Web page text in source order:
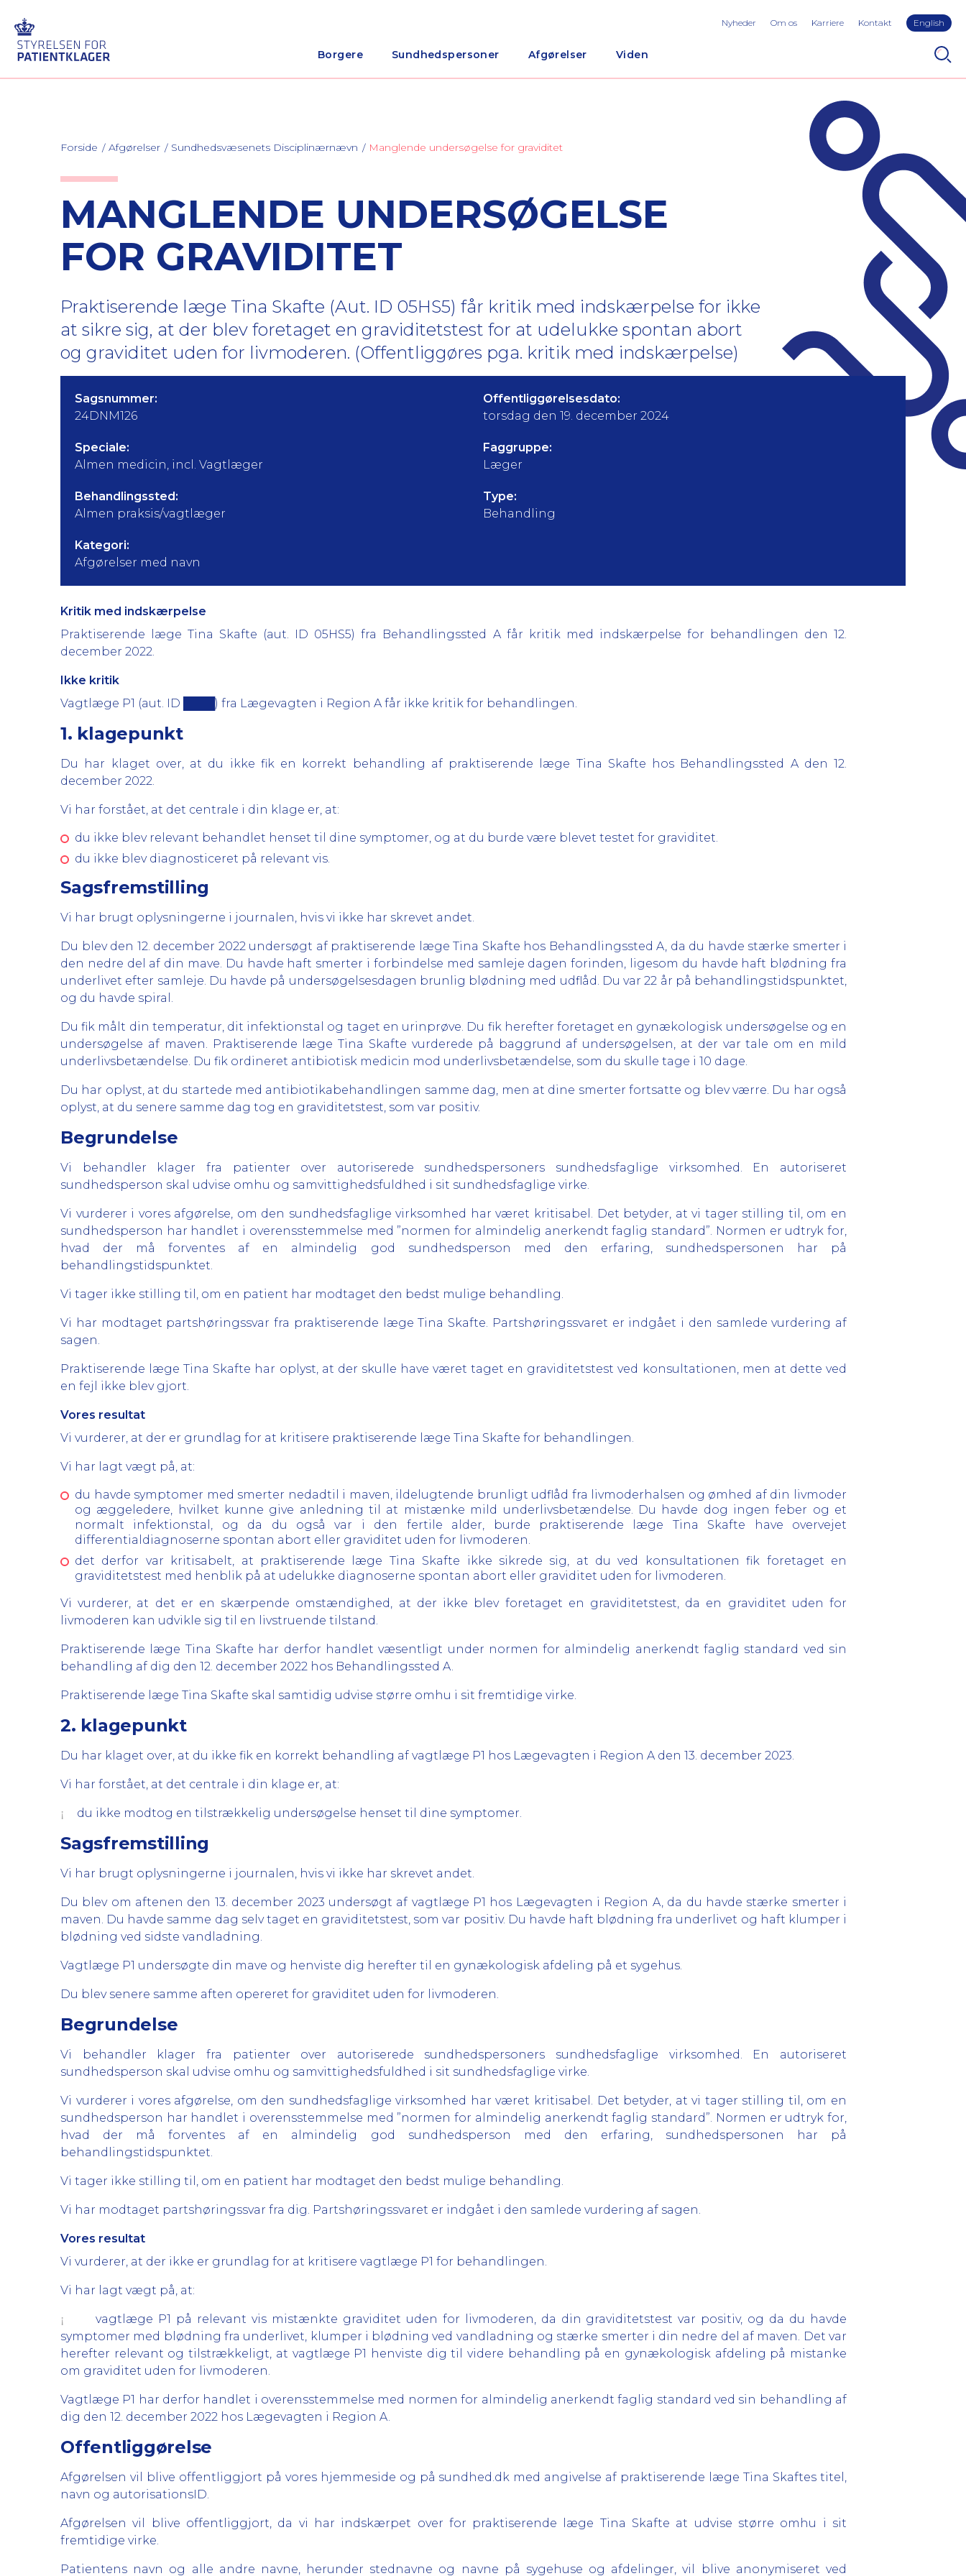
Borgere Sundhedspersoner Afgørelser Viden
Nyheder Om os Karriere Kontakt English
Forside Afgørelser Sundhedsvæsenets Disciplinærnævn Manglende undersøgelse for graviditet
MANGLENDE UNDERSØGELSE
FOR GRAVIDITET
Praktiserende læge Tina Skafte (Aut. ID 05HS5) får kritik med indskærpelse for ikke
at sikre sig, at der blev foretaget en graviditetstest for at udelukke spontan abort
og graviditet uden for livmoderen. (Offentliggøres pga. kritik med indskærpelse)
Sagsnummer:
24DNM126
Offentliggørelsesdato:
torsdag den 19. december 2024
Speciale:
Almen medicin, incl. Vagtlæger
Faggruppe:
Læger
Behandlingssted:
Almen praksis/vagtlæger
Type:
Behandling
Kategori:
Afgørelser med navn
Kritik med indskærpelse
Praktiserende læge Tina Skafte (aut. ID 05HS5) fra Behandlingssted A får kritik med indskærpelse for behandlingen den 12.
december 2022.
Ikke kritik
Vagtlæge P1 (aut. ID ████) fra Lægevagten i Region A får ikke kritik for behandlingen.
1. klagepunkt
Du har klaget over, at du ikke fik en korrekt behandling af praktiserende læge Tina Skafte hos Behandlingssted A den 12.
december 2022.
Vi har forstået, at det centrale i din klage er, at:
du ikke blev relevant behandlet henset til dine symptomer, og at du burde være blevet testet for graviditet.
du ikke blev diagnosticeret på relevant vis.
Sagsfremstilling
Vi har brugt oplysningerne i journalen, hvis vi ikke har skrevet andet.
Du blev den 12. december 2022 undersøgt af praktiserende læge Tina Skafte hos Behandlingssted A, da du havde stærke smerter i
den nedre del af din mave. Du havde haft smerter i forbindelse med samleje dagen forinden, ligesom du havde haft blødning fra
underlivet efter samleje. Du havde på undersøgelsesdagen brunlig blødning med udflåd. Du var 22 år på behandlingstidspunktet,
og du havde spiral.
Du fik målt din temperatur, dit infektionstal og taget en urinprøve. Du fik herefter foretaget en gynækologisk undersøgelse og en
undersøgelse af maven. Praktiserende læge Tina Skafte vurderede på baggrund af undersøgelsen, at der var tale om en mild
underlivsbetændelse. Du fik ordineret antibiotisk medicin mod underlivsbetændelse, som du skulle tage i 10 dage.
Du har oplyst, at du startede med antibiotikabehandlingen samme dag, men at dine smerter fortsatte og blev værre. Du har også
oplyst, at du senere samme dag tog en graviditetstest, som var positiv.
Begrundelse
Vi behandler klager fra patienter over autoriserede sundhedspersoners sundhedsfaglige virksomhed. En autoriseret
sundhedsperson skal udvise omhu og samvittighedsfuldhed i sit sundhedsfaglige virke.
Vi vurderer i vores afgørelse, om den sundhedsfaglige virksomhed har været kritisabel. Det betyder, at vi tager stilling til, om en
sundhedsperson har handlet i overensstemmelse med ”normen for almindelig anerkendt faglig standard”. Normen er udtryk for,
hvad der må forventes af en almindelig god sundhedsperson med den erfaring, sundhedspersonen har på
behandlingstidspunktet.
Vi tager ikke stilling til, om en patient har modtaget den bedst mulige behandling.
Vi har modtaget partshøringssvar fra praktiserende læge Tina Skafte. Partshøringssvaret er indgået i den samlede vurdering af
sagen.
Praktiserende læge Tina Skafte har oplyst, at der skulle have været taget en graviditetstest ved konsultationen, men at dette ved
en fejl ikke blev gjort.
Vores resultat
Vi vurderer, at der er grundlag for at kritisere praktiserende læge Tina Skafte for behandlingen.
Vi har lagt vægt på, at:
du havde symptomer med smerter nedadtil i maven, ildelugtende brunligt udflåd fra livmoderhalsen og ømhed af din livmoder
og æggeledere, hvilket kunne give anledning til at mistænke mild underlivsbetændelse. Du havde dog ingen feber og et
normalt infektionstal, og da du også var i den fertile alder, burde praktiserende læge Tina Skafte have overvejet
differentialdiagnoserne spontan abort eller graviditet uden for livmoderen.
det derfor var kritisabelt, at praktiserende læge Tina Skafte ikke sikrede sig, at du ved konsultationen fik foretaget en
graviditetstest med henblik på at udelukke diagnoserne spontan abort eller graviditet uden for livmoderen.
Vi vurderer, at det er en skærpende omstændighed, at der ikke blev foretaget en graviditetstest, da en graviditet uden for
livmoderen kan udvikle sig til en livstruende tilstand.
Praktiserende læge Tina Skafte har derfor handletvæsentligt under normen for almindelig anerkendt faglig standard ved sin
behandling af dig den 12. december 2022 hos Behandlingssted A.
Praktiserende læge Tina Skafte skal samtidig udvise større omhu i sit fremtidige virke.
2. klagepunkt
Du har klaget over, at du ikke fik en korrekt behandling af vagtlæge P1 hos Lægevagten i Region A den 13. december 2023.
Vi har forstået, at det centrale i din klage er, at:
¡ du ikke modtog en tilstrækkelig undersøgelse henset til dine symptomer.
Sagsfremstilling
Vi har brugt oplysningerne i journalen, hvis vi ikke har skrevet andet.
Du blev om aftenen den 13. december 2023 undersøgt af vagtlæge P1 hos Lægevagten i Region A, da du havde stærke smerter i
maven. Du havde samme dag selv taget en graviditetstest, som var positiv. Du havde haft blødning fra underlivet og haft klumper i
blødning ved sidste vandladning.
Vagtlæge P1 undersøgte din mave og henviste dig herefter til en gynækologisk afdeling på et sygehus.
Du blev senere samme aften opereret for graviditet uden for livmoderen.
Begrundelse
Vi behandler klager fra patienter over autoriserede sundhedspersoners sundhedsfaglige virksomhed. En autoriseret
sundhedsperson skal udvise omhu og samvittighedsfuldhed i sit sundhedsfaglige virke.
Vi vurderer i vores afgørelse, om den sundhedsfaglige virksomhed har været kritisabel. Det betyder, at vi tager stilling til, om en
sundhedsperson har handlet i overensstemmelse med ”normen for almindelig anerkendt faglig standard”. Normen er udtryk for,
hvad der må forventes af en almindelig god sundhedsperson med den erfaring, sundhedspersonen har på
behandlingstidspunktet.
Vi tager ikke stilling til, om en patient har modtaget den bedst mulige behandling.
Vi har modtaget partshøringssvar fra dig. Partshøringssvaret er indgået i den samlede vurdering af sagen.
Vores resultat
Vi vurderer, at der ikke er grundlag for at kritisere vagtlæge P1 for behandlingen.
Vi har lagt vægt på, at:
¡
vagtlæge P1 på relevant vis mistænkte graviditet uden for livmoderen, da din graviditetstest var positiv, og da du havde
symptomer med blødning fra underlivet, klumper i blødning ved vandladning og stærke smerter i din nedre del af maven. Det var
herefter relevant og tilstrækkeligt, at vagtlæge P1 henviste dig til videre behandling på en gynækologisk afdeling på mistanke
om graviditet uden for livmoderen.
Vagtlæge P1 har derfor handlet i overensstemmelse med normen for almindelig anerkendt faglig standard ved sin behandling af
dig den 12. december 2022 hos Lægevagten i Region A.
Offentliggørelse
Afgørelsen vil blive offentliggjort på vores hjemmeside og på sundhed.dk med angivelse af praktiserende læge Tina Skaftes titel,
navn og autorisationsID.
Afgørelsen vil blive offentliggjort, da vi har indskærpet over for praktiserende læge Tina Skafte at udvise større omhu i sit
fremtidige virke.
Patientens navn og alle andre navne, herunder stednavne og navne på sygehuse og afdelinger, vil blive anonymiseret ved